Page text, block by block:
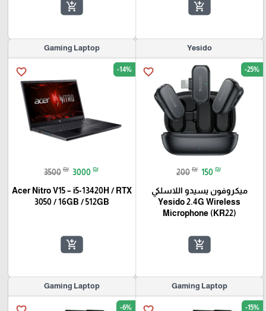
add_shopping_cart
add_shopping_cart
Yesido
favorite_border -25%
200 ₪ 150 ₪
ميكروفون يسيدو اللاسلكي
Yesido 2.4G Wireless
Microphone (KR22)
add_shopping_cart
Gaming Laptop
favorite_border -14%
3500 ₪ 3000 ₪
Acer Nitro V15 – i5-13420H / RTX
3050 / 16GB / 512GB
add_shopping_cart
Gaming Laptop
-15%
Gaming Laptop
-6%